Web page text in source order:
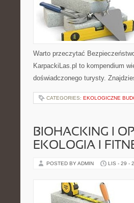
Warto przeczytać
KarpackiLas.pl to kompendium
doświadczonego turysty.
CATEGORIES: EKOLOGICZNE
BIOHACKING I
EKOLOGIA I
POSTED BY ADMIN LIS - 29 -